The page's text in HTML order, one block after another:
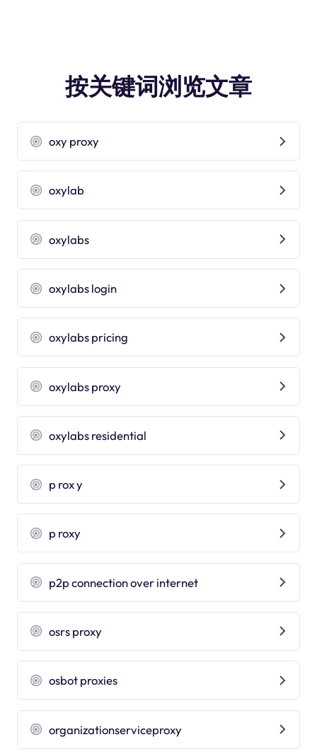
按关键词浏览文章
oxy proxy
oxylab
oxylabs
oxylabs login
oxylabs pricing
oxylabs proxy
oxylabs residential
p rox y
p roxy
p2p connection over internet
osrs proxy
osbot proxies
organizationserviceproxy